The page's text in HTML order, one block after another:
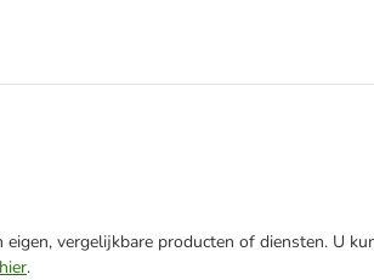
vergelijkbare producten of diensten. U
hier.